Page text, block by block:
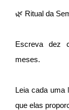
🌿 Ritual da
Escreva dez
meses.
Leia cada uma
que elas